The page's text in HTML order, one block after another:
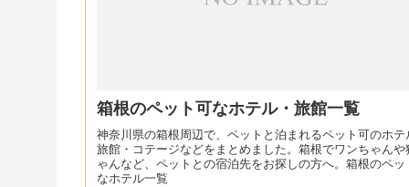
箱根のペット可なホテル・旅館一覧
神奈川県の箱根周辺で、ペットと泊まれるペット可のホテ
旅館・コテージなどをまとめました。箱根でワンちゃんや
ゃんなど、ペットとの宿泊先をお探しの方へ。箱根のペッ
なホテル一覧